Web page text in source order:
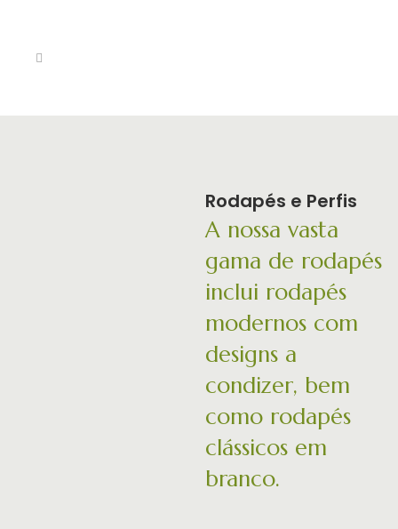
Rodapés e Perfis
A nossa vasta
gama de rodapés
inclui rodapés
modernos com
designs a
condizer, bem
como rodapés
clássicos em
branco.